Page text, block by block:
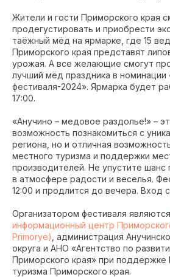
Жители и гости Приморского края
продегустировать и приобрести
таёжный мёд на ярмарке, где 15
Приморского края представят
урожая. А все желающие смогут
лучший мёд праздника в
фестиваля-2024». Ярмарка будет
17:00.
«Анучино – медовое раздолье!» –
возможность познакомиться с
региона, но и отличная
местного туризма и поддержки
производителей. Не упустите
в атмосфере радости и веселья.
12:00 и продлится до вечера. Вход
Организатором фестиваля являются
информационный центр
Primorye) , администрация
округа и АНО «Агентство по
Приморского края» при поддержке
туризма Приморского края.